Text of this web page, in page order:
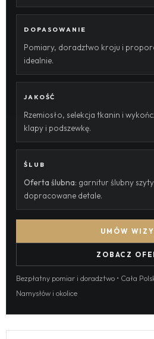
DOPASOWANIE
Pomiary, doradztwo kroju i
idealnie.
JAKOŚĆ
Rzemiosło, selekcja tkanin i
klapy i podszewkę.
ŚLUB
Oferta ślubna: garnitur ślubny
dopracowane detale.
UMÓW
ZOBACZ
Bezpłatny pomiar i doradztwo • Cała
Namysłów i okolice